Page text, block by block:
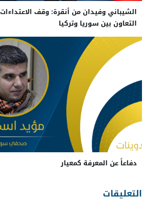
الشيباني وفيدان من أنقرة: وقف الاعتداءات
التعاون بين سوريا وتركيا
دفاعاً عن المعرفة كمعيار
التعليقات